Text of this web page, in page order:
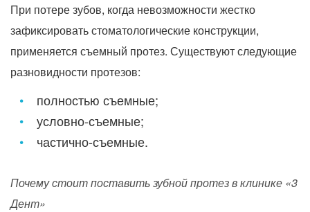
При потере зубов, когда невозможности жестко
зафиксировать стоматологические конструкции,
применяется съемный протез. Существуют следующие
разновидности протезов:
полностью съемные;
условно-съемные;
частично-съемные.
Почему стоит поставить зубной протез в клинике «3
Дент»